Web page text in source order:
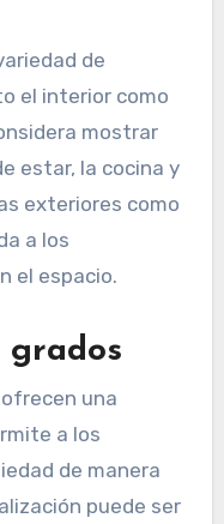
de
el interior como
mostrar
estar, la cocina y
exteriores como
a los
el espacio.
grados
una
a los
de manera
puede ser